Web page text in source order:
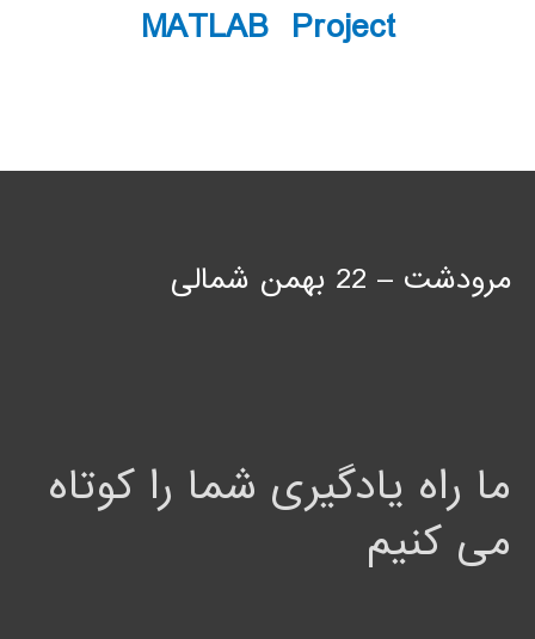
MATLAB Project
مرودشت – 22 بهمن شمالی
ما راه یادگیری شما را کوتاه
می کنیم